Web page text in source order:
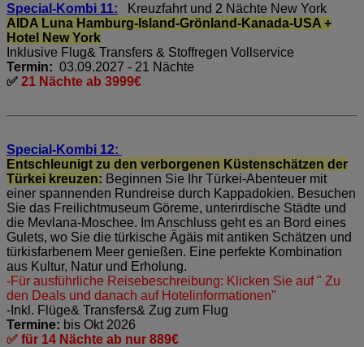
Special-Kombi 11:
Kreuzfahrt und 2 Nächte New York
AIDA Luna Hamburg-Island-Grönland-Kanada-USA +
Hotel New York
Inklusive Flug& Transfers & Stoffregen Vollservice
Termin: 03.09.2027 - 21 Nächte
✅ 21 Nächte ab 3999€
Special-Kombi 12:
Entschleunigt zu den verborgenen Küstenschätzen der
Türkei kreuzen: Beginnen Sie Ihr Türkei-Abenteuer mit
einer spannenden Rundreise durch Kappadokien. Besuchen
Sie das Freilichtmuseum Göreme, unterirdische Städte und
die Mevlana-Moschee. Im Anschluss geht es an Bord eines
Gulets, wo Sie die türkische Ägäis mit antiken Schätzen und
türkisfarbenem Meer genießen. Eine perfekte Kombination
aus Kultur, Natur und Erholung.
-Für ausführliche Reisebeschreibung: Klicken Sie auf " Zu
den Deals und danach auf Hotelinformationen"
-Inkl. Flüge& Transfers& Zug zum Flug
Termine: bis Okt 2026
✅ für 14 Nächte ab nur 889€